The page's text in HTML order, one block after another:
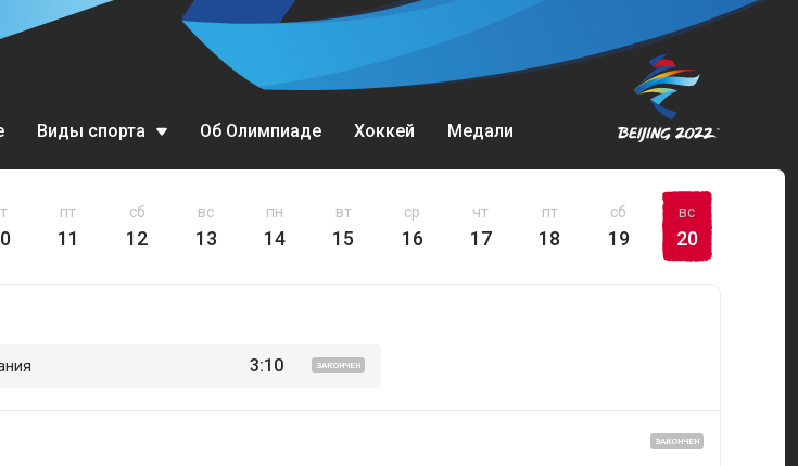
Виды спорта
Бобслей
Об Олимпиаде Хоккей Медали
пт
11
сб
12
вс
13
пн
14
вт
15
ср
16
чт
17
пт
18
сб
19
вс
20
3:10 ЗАКОНЧЕН
ЗАКОНЧЕН